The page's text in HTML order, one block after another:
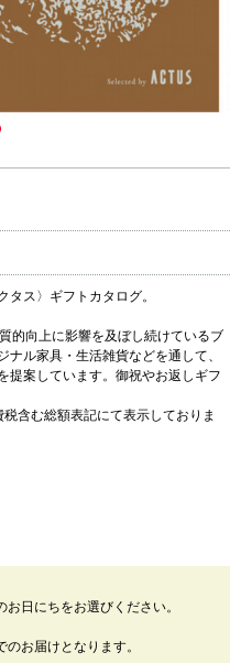
ス〉ギフトカタログ。
的向上に影響を及ぼし続けているブ
ル家具・生活雑貨などを通して、
提案しています。御祝やお返しギフ
含む総額表記にて表示しておりま
日にちをお選びください。
のお届けとなります。